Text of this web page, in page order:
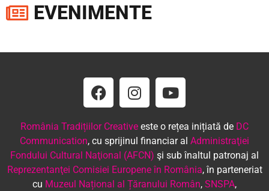
EVENIMENTE
România Tradițiilor Creative este o rețea inițiată de DC
Communication, cu sprijinul financiar al Administraţiei
Fondului Cultural Naţional (AFCN) şi sub înaltul patronaj al
Reprezentanţei Comisiei Europene în România, în parteneriat
cu Muzeul Național al Țăranului Român, SNSPA,